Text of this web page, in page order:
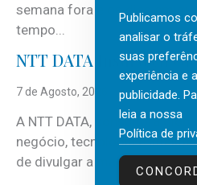
semana fora e os dias em
tempo...
NTT DATA Insurtech
7 de Agosto, 2026
A NTT DATA, consultora
negócio, tecnologia e
de divulgar a mais recente...
Publicamos
analisar o
suas
experiência e
publicidade.
leia a nossa
Política de